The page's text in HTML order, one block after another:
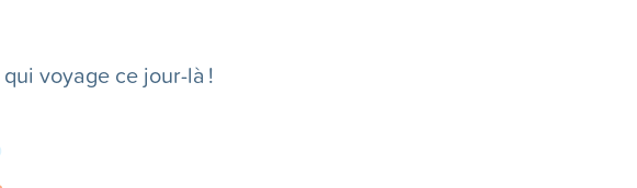
voyage ce jour-là !